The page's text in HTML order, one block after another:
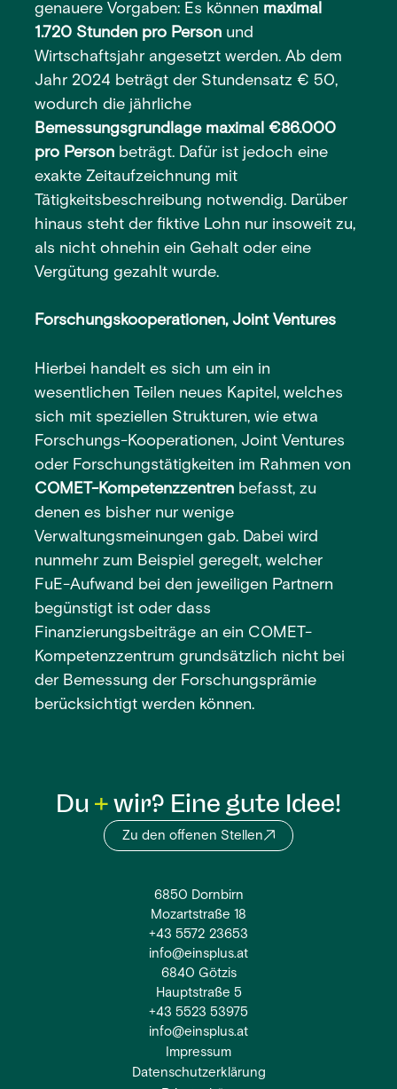
genauere Vorgaben: Es können maximal
1.720 Stunden pro Person und
Wirtschaftsjahr angesetzt werden. Ab dem
Jahr 2024 beträgt der Stundensatz € 50,
wodurch die jährliche
Bemessungsgrundlage maximal €86.000
pro Person beträgt. Dafür ist jedoch eine
exakte Zeitaufzeichnung mit
Tätigkeitsbeschreibung notwendig. Darüber
hinaus steht der fiktive Lohn nur insoweit zu,
als nicht ohnehin ein Gehalt oder eine
Vergütung gezahlt wurde.
Forschungskooperationen, Joint Ventures
Hierbei handelt es sich um ein in
wesentlichen Teilen neues Kapitel, welches
sich mit speziellen Strukturen, wie etwa
Forschungs-Kooperationen, Joint Ventures
oder Forschungstätigkeiten im Rahmen von
COMET-Kompetenzzentren befasst, zu
denen es bisher nur wenige
Verwaltungsmeinungen gab. Dabei wird
nunmehr zum Beispiel geregelt, welcher
FuE-Aufwand bei den jeweiligen Partnern
begünstigt ist oder dass
Finanzierungsbeiträge an ein COMET-
Kompetenzzentrum grundsätzlich nicht bei
der Bemessung der Forschungsprämie
berücksichtigt werden können.
Du wir? Eine gute Idee!
Zu den offenen Stellen
6850 Dornbirn
Mozartstraße 18
+43 5572 23653
info@einsplus.at
6840 Götzis
Hauptstraße 5
+43 5523 53975
info@einsplus.at
Impressum
Datenschutzerklärung